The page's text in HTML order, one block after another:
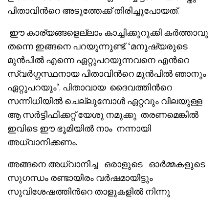
പിതാവിൻറെ അടുത്തേക്ക് തിരിച്ചുപോയത്.
ഈ കാര്യങ്ങളെല്ലാം കാച്ചിക്കുറുക്കി കർത്താവു
തന്നെ ഇങ്ങനെ പറയുന്നുണ്ട്. ‘മനുഷ്യരുടെ
മുൻപിൽ എന്നെ ഏറ്റുപറയുന്നവനെ എൻറെ
സ്വർഗ്ഗസ്ഥനായ പിതാവിൻറെ മുൻപിൽ ഞാനും
ഏറ്റുപറയും’. പിതാവായ ദൈവത്തിൻറെ
സന്നിധിയിൽ ചെല്ലുമ്പോൾ ഏറ്റവും വിലയുള്ള
ആ സർട്ടിഫിക്കറ്റ് യേശു നമുക്കു തരണമെങ്കിൽ
ഇവിടെ ഈ ഭൂമിയിൽ നാം നന്നായി
അധ്വാനിക്കണം.
അങ്ങനെ അധ്വാനിച്ച ഒരാളുടെ ഓർമ്മകളുടെ
സുഗന്ധം രണ്ടായിരം വർഷമായിട്ടും
സുവിശേഷത്തിൻറെ താളുകളിൽ നിന്നു